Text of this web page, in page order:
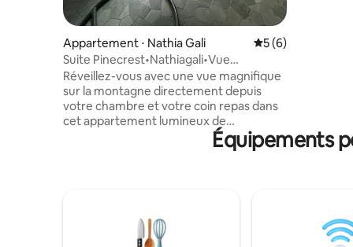
Appartement ⋅ Nathia Gali Évaluation
5 (6)
Suite Pinecrest•Nathiagali•Vue
panoramique•
Réveillez-vous avec une vue magnifique
sur la montagne directement depuis
votre chambre et votre coin repas dans
cet appartement lumineux de
2 chambres sur la route principale de
Nathia Gali. Parfait pour les familles ou les
chambre • Chef barbecue professionnel
disponible • Parking gratuit sur place.
affaires,
Équipements